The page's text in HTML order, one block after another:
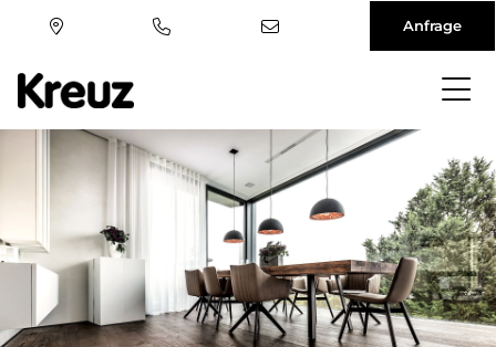
Anfrage